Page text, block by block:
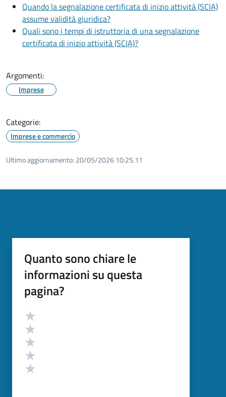
Quando la segnalazione certificata di inizio attività (SCIA)
assume validità giuridica?
Quali sono i tempi di istruttoria di una segnalazione
certificata di inizio attività (SCIA)?
Argomenti:
Imprese
Categorie:
Imprese e commercio
Ultimo aggiornamento: 20/05/2026 10:25.11
Quanto sono chiare le
informazioni su questa
pagina?
Valutazione